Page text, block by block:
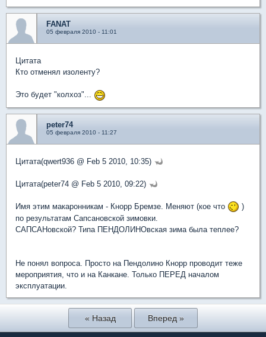
FANAT
05 февраля 2010 - 11:01
Цитата
Кто отменял изоленту?
Это будет "колхоз"...
peter74
05 февраля 2010 - 11:27
Цитата(qwert936 @ Feb 5 2010, 10:35)
Цитата(peter74 @ Feb 5 2010, 09:22)
Имя этим макаронникам - Кнорр Бремзе. Меняют (кое что
)
по результатам Сапсановской зимовки.
САПСАНовской? Типа ПЕНДОЛИНОвская зима была теплее?
Не понял вопроса. Просто на Пендолино Кнорр проводит теже
мероприятия, что и на Канкане. Только ПЕРЕД началом
эксплуатации.
« Назад Вперед »